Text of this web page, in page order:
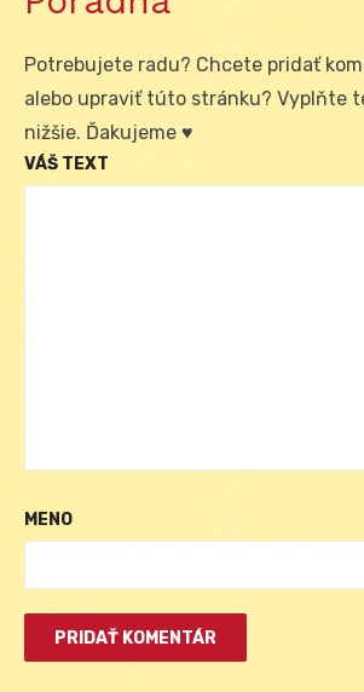
Potrebujete radu? Chcete pridať
alebo upraviť túto stránku? Vyplňte
nižšie. Ďakujeme ♥
VÁŠ TEXT
MENO